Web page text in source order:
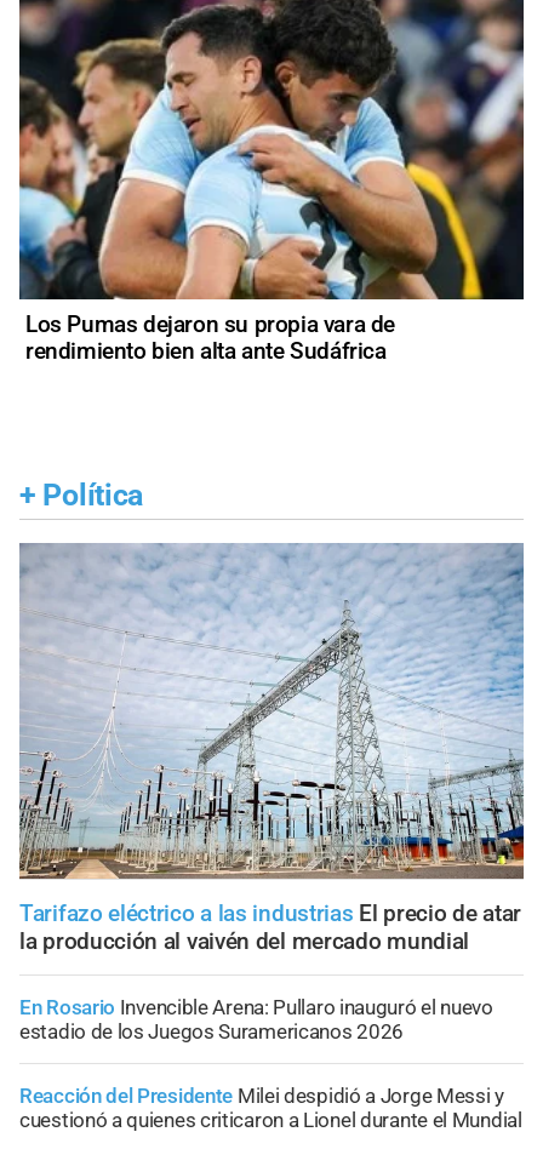
Los Pumas dejaron su propia vara de
rendimiento bien alta ante Sudáfrica
+ Política
Tarifazo eléctrico a las industrias El precio de atar
la producción al vaivén del mercado mundial
En Rosario Invencible Arena: Pullaro inauguró el nuevo
estadio de los Juegos Suramericanos 2026
Reacción del Presidente Milei despidió a Jorge Messi y
cuestionó a quienes criticaron a Lionel durante el Mundial